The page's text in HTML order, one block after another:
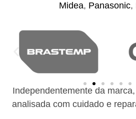
Midea, Panasonic,
Independentemente da
analisada com cuidado e